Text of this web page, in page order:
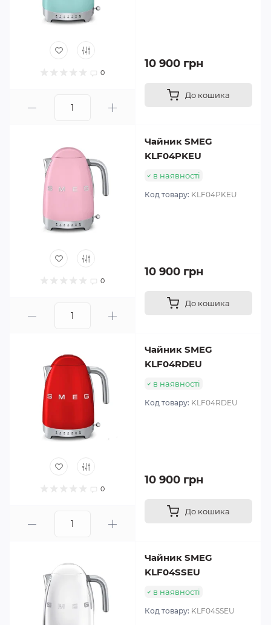
0
10 900 грн
До кошика
0
Чайник SMEG
KLF04PKEU
в наявності
Код товару: KLF04PKEU
10 900 грн
До кошика
0
Чайник SMEG
KLF04RDEU
в наявності
Код товару: KLF04RDEU
10 900 грн
До кошика
Чайник SMEG
KLF04SSEU
в наявності
Код товару: KLF04SSEU